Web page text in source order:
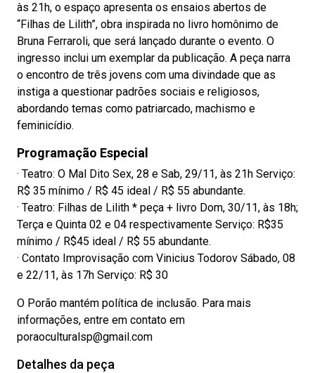
às 21h, o espaço apresenta os ensaios abertos de
“Filhas de Lilith”, obra inspirada no livro homônimo de
Bruna Ferraroli, que será lançado durante o evento. O
ingresso inclui um exemplar da publicação. A peça narra
o encontro de três jovens com uma divindade que as
instiga a questionar padrões sociais e religiosos,
abordando temas como patriarcado, machismo e
feminicídio.
Programação Especial
· Teatro: O Mal Dito Sex, 28 e Sab, 29/11, às 21h Serviço:
R$ 35 mínimo / R$ 45 ideal / R$ 55 abundante.
· Teatro: Filhas de Lilith * peça + livro Dom, 30/11, às 18h;
Terça e Quinta 02 e 04 respectivamente Serviço: R$35
mínimo / R$45 ideal / R$ 55 abundante.
· Contato Improvisação com Vinicius Todorov Sábado, 08
e 22/11, às 17h Serviço: R$ 30
O Porão mantém política de inclusão. Para mais
informações, entre em contato em
poraoculturalsp@gmail.com
Detalhes da peça